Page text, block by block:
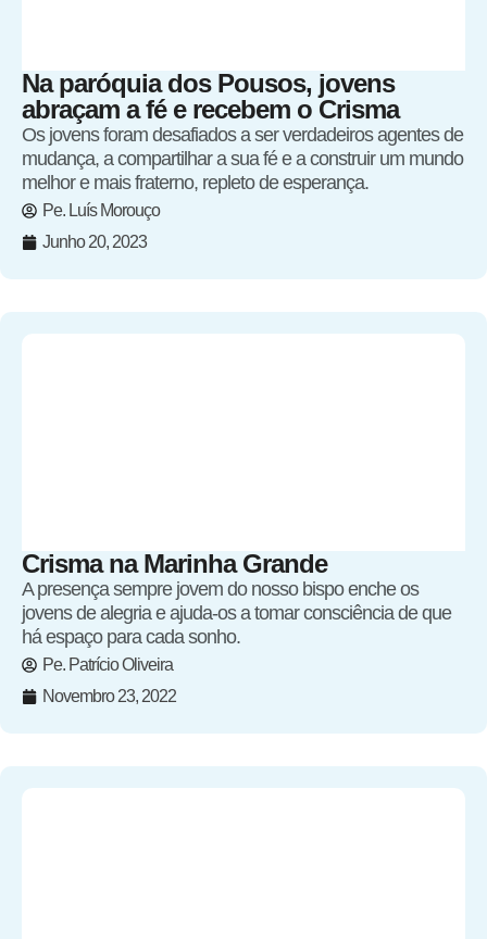
Na paróquia dos Pousos, jovens
abraçam a fé e recebem o Crisma
Os jovens foram desafiados a ser verdadeiros agentes de
mudança, a compartilhar a sua fé e a construir um mundo
melhor e mais fraterno, repleto de esperança.
Pe. Luís Morouço
Junho 20, 2023
Crisma na Marinha Grande
A presença sempre jovem do nosso bispo enche os
jovens de alegria e ajuda-os a tomar consciência de que
há espaço para cada sonho.
Pe. Patrício Oliveira
Novembro 23, 2022